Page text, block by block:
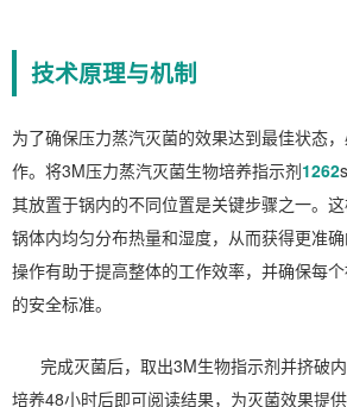
技术原理与机制
为了确保压力蒸汽灭菌的效果达到最佳状态
作。将3M压力蒸汽灭菌生物培养指示剂1262
其放置于锅内的不同位置是关键步骤之一。
锅体内均匀分布热量和湿度，从而获得更准
操作有助于提高整体的工作效率，并确保每
的安全标准。
完成灭菌后，取出3M生物指示剂并挤破
培养48小时后即可阅读结果，为灭菌效果提供